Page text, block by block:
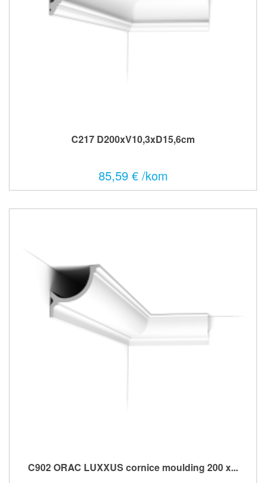
C217 D200xV10,3xD15,6cm
85,59 € /kom
C902 ORAC LUXXUS cornice moulding 200 x...